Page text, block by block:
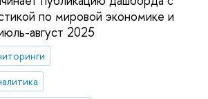
по мировой экономике и
август 2025